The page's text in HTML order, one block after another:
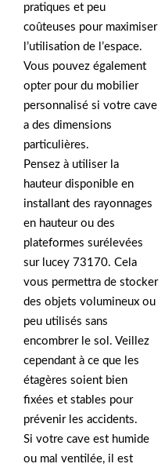
pratiques et peu
coûteuses pour maximiser
l’utilisation de l’espace.
Vous pouvez également
opter pour du mobilier
personnalisé si votre cave
a des dimensions
particulières.
Pensez à utiliser la
hauteur disponible en
installant des rayonnages
en hauteur ou des
plateformes surélevées
sur lucey 73170. Cela
vous permettra de stocker
des objets volumineux ou
peu utilisés sans
encombrer le sol. Veillez
cependant à ce que les
étagères soient bien
fixées et stables pour
prévenir les accidents.
Si votre cave est humide
ou mal ventilée, il est